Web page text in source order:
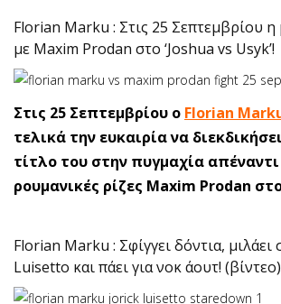
Florian Marku : Στις 25 Σεπτεμβρίου η
με Maxim Prodan στο ‘Joshua vs Usyk’!
Στις 25 Σεπτεμβρίου ο Florian
τελικά την ευκαιρία να
τίτλο του στην πυγμαχία
ρουμανικές ρίζες Maxim Prodan
Florian Marku : Σφίγγει δόντια,
Luisetto και πάει για νοκ άουτ! (βίντεο)